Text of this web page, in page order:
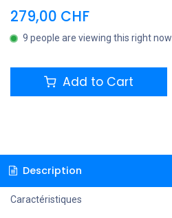
279,00 CHF
9 people are viewing this right now
Add to Cart
Description
Caractéristiques